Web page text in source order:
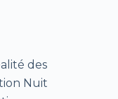
des
Nuit